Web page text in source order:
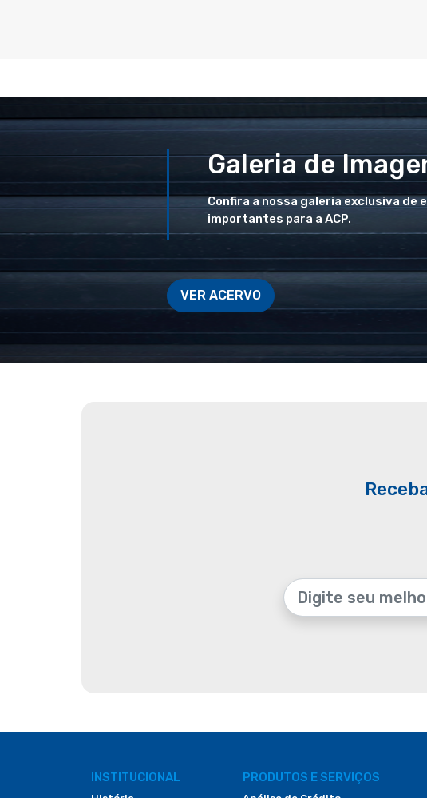
Galeria de
Confira a nossa galeria exclusiva de
importantes para a ACP.
VER ACERVO
INSTITUCIONAL PRODUTOS E SERVIÇOS